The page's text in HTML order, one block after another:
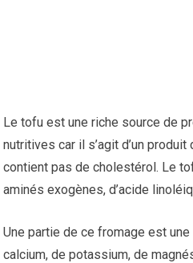
Le tofu est une riche source de
nutritives car il s’agit d’un
contient pas de cholestérol. Le
aminés exogènes, d’acide
Une partie de ce fromage est
calcium, de potassium, de